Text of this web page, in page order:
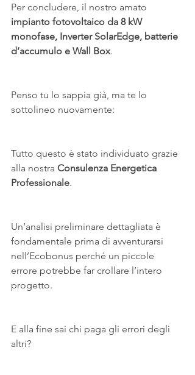
Per concludere, il nostro amato
impianto fotovoltaico da 8 kW
monofase, Inverter SolarEdge, batterie
d’accumulo e Wall Box.
Penso tu lo sappia già, ma te lo
sottolineo nuovamente:
Tutto questo è stato individuato grazie
alla nostra Consulenza Energetica
Professionale.
Un’analisi preliminare dettagliata è
fondamentale prima di avventurarsi
nell’Ecobonus perché un piccole
errore potrebbe far crollare l’intero
progetto.
E alla fine sai chi paga gli errori degli
altri?